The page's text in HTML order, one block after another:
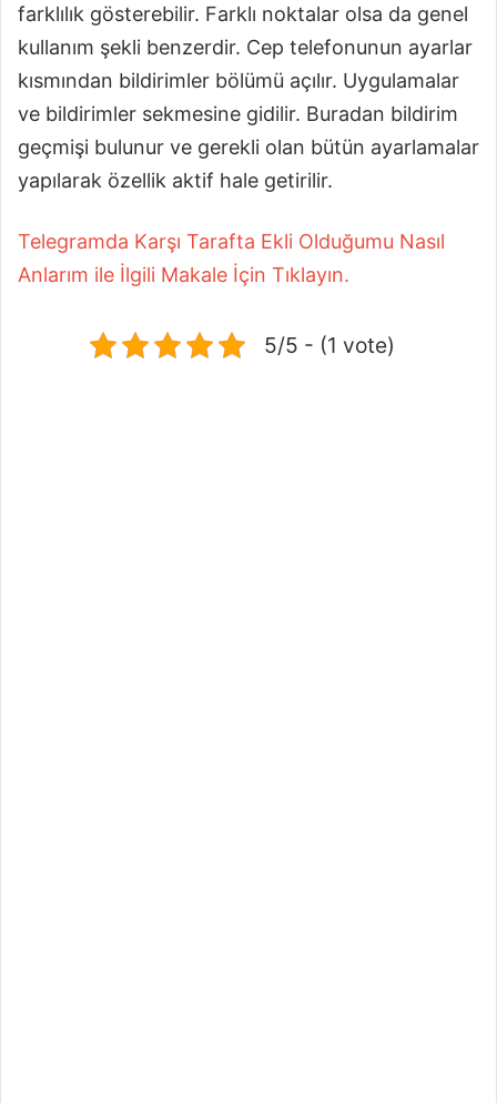
farklılık gösterebilir. Farklı noktalar olsa da genel
kullanım şekli benzerdir. Cep telefonunun ayarlar
kısmından bildirimler bölümü açılır. Uygulamalar
ve bildirimler sekmesine gidilir. Buradan bildirim
geçmişi bulunur ve gerekli olan bütün ayarlamalar
yapılarak özellik aktif hale getirilir.
Telegramda Karşı Tarafta Ekli Olduğumu Nasıl
Anlarım ile İlgili Makale İçin Tıklayın.
5/5 - (1 vote)